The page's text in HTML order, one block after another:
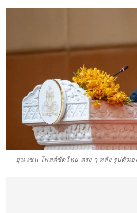
ฮุน เซน โพสต์ซัดไทย ตรง ๆ หลัง รูปตัวเอ